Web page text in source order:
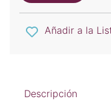
Añadir a la
Descripción